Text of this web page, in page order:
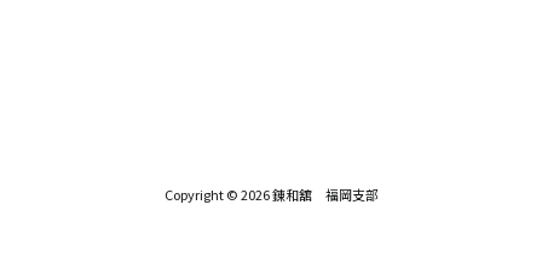
Copyright © 2026 錬和舘 福岡支部